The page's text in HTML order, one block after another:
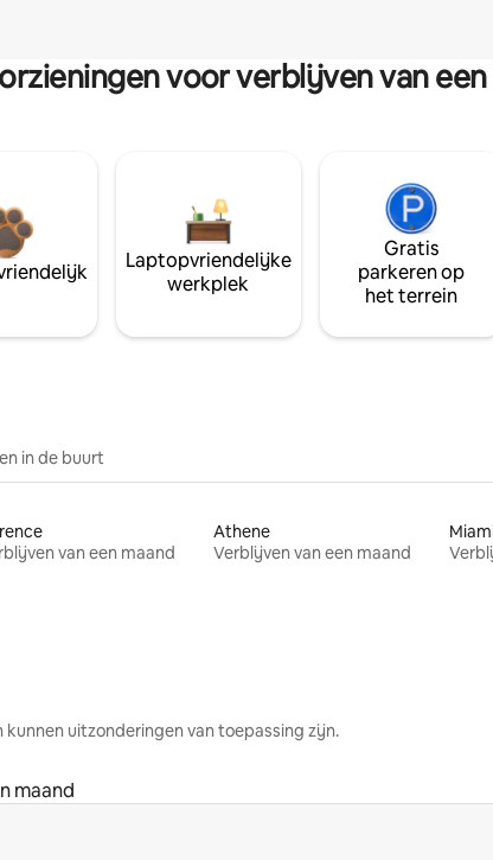
voor verblijven van
Laptopvriendelijke
werkplek
Gratis
parkeren op
het terrein
in de buurt
van een maand
Athene
Verblijven van een maand
uitzonderingen van toepassing zijn.
maand